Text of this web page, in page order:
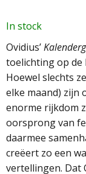
In stock
Ovidius’
toelichting op de
Hoewel slechts
elke maand) zijn
enorme rijkdom
oorsprong van
daarmee
creëert zo een
vertellingen. Dat